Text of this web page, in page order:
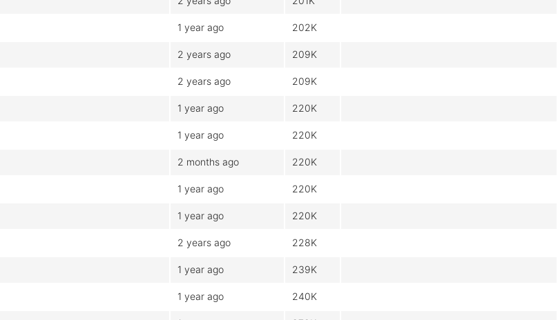
1 year ago 202K
2 years ago 209K
2 years ago 209K
1 year ago 220K
1 year ago 220K
2 months ago 220K
1 year ago 220K
1 year ago 220K
2 years ago 228K
1 year ago 239K
1 year ago 240K